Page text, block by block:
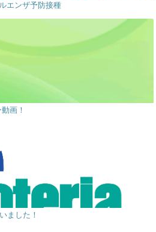
エンザ予防接種
画！
ました！